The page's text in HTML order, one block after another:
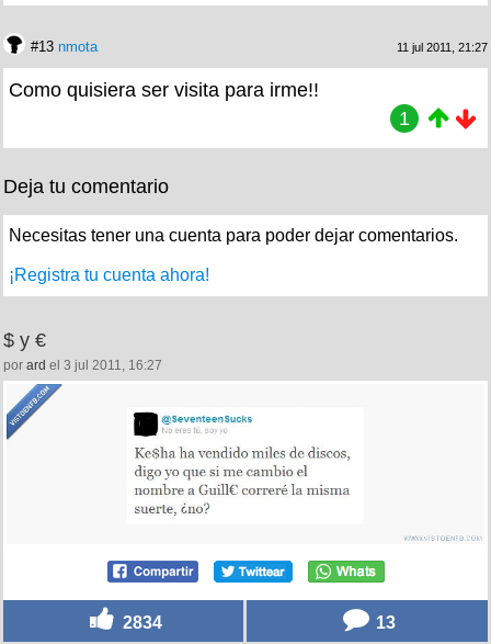
#13 nmota 11 jul 2011, 21:27
Como quisiera ser visita para irme!!
1
Deja tu comentario
Necesitas tener una cuenta para poder dejar comentarios.
¡Registra tu cuenta ahora!
$ y €
por ard el 3 jul 2011, 16:27
2834 13